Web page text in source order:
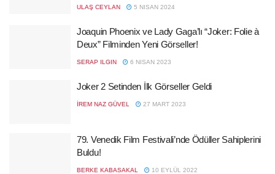
ULAŞ CEYLAN 5 NISAN 2024
Joaquin Phoenix ve Lady Gaga’lı “Joker: Folie à
Deux” Filminden Yeni Görseller!
SERAP ILGIN 6 NISAN 2023
Joker 2 Setinden İlk Görseller Geldi
İREM NAZ GÜVEL 27 MART 2023
79. Venedik Film Festivali’nde Ödüller Sahiplerini
Buldu!
BERKE KABASAKAL 10 EYLÜL 2022